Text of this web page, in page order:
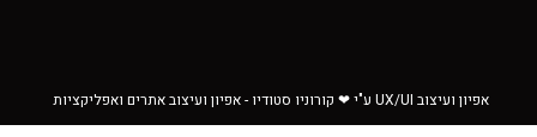
אפיון ועיצוב UX/UI ע"י ❤ קורוניו סטודיו - אפיון ועיצוב אתרים ואפליקציות